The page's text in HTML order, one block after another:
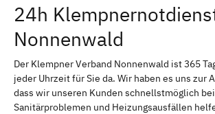
24h
Nonnenwald
Der Klempner Verband Nonnenwald ist 365
jeder Uhrzeit für Sie da. Wir haben es uns zur
dass wir unseren Kunden schnellstmöglich bei
Sanitärproblemen und Heizungsausfällen